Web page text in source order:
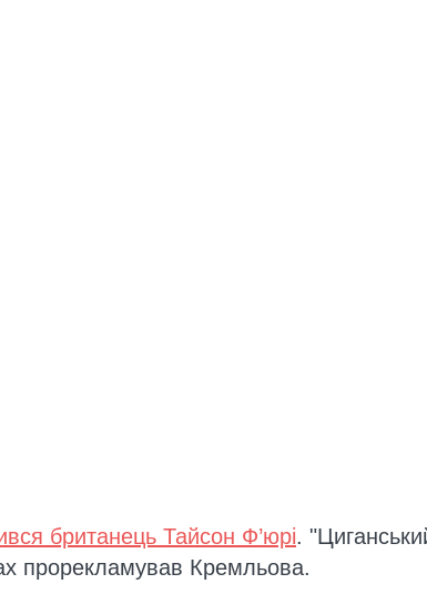
британець Тайсон Ф’юрі.
прорекламував Кремльова.